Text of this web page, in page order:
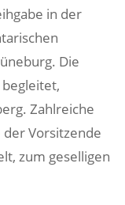
in der
Die
Zahlreiche
Vorsitzende
zum geselligen